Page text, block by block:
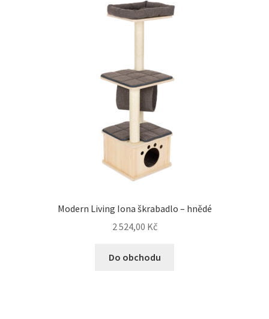
Modern Living Iona škrabadlo – hnědé
2 524,00 Kč
Do obchodu